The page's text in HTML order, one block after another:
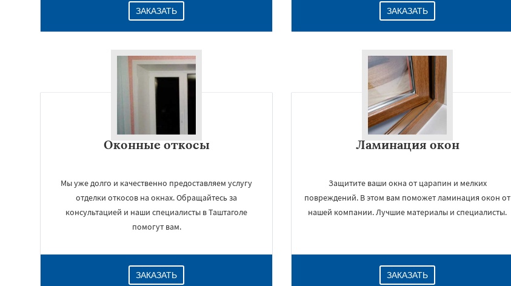
ЗАКАЗАТЬ ЗАКАЗАТЬ
Оконные откосы
Мы уже долго и качественно предоставляем услугу
отделки откосов на окнах. Обращайтесь за
консультацией и наши специалисты в Таштаголе
помогут вам.
ЗАКАЗАТЬ
Ламинация окон
Защитите ваши окна от царапин и мелких
повреждений. В этом вам поможет ламинация окон от
нашей компании. Лучшие материалы и специалисты.
ЗАКАЗАТЬ